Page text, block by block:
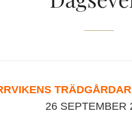
26 SEPTEMBER